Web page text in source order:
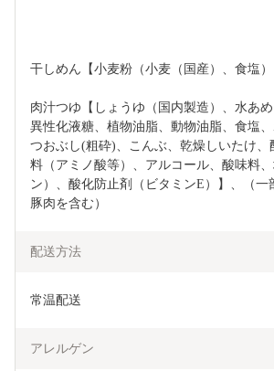
干しめん【小麦粉（小麦（国産）、食塩）
肉汁つゆ【しょうゆ（国内製造）、水あ
異性化液糖、植物油脂、動物油脂、食塩
つおぶし(粗砕)、こんぶ、乾燥しいたけ、
料（アミノ酸等）、アルコール、酸味料
ン）、酸化防止剤（ビタミンE）】、（一
豚肉を含む）
配送方法
常温配送
アレルゲン